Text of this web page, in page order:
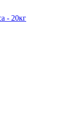
- 20кг